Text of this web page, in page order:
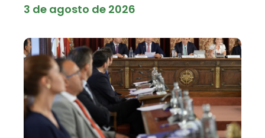
3 de agosto de 2026